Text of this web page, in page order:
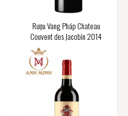
Rượu Vang Pháp Chateau
Couvent des Jacobin 2014